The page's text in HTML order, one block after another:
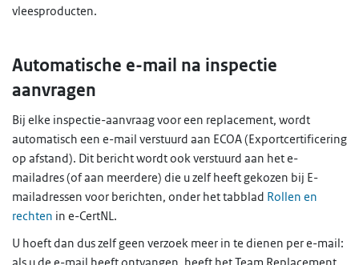
vleesproducten.
Automatische e-mail na inspectie
aanvragen
Bij elke inspectie-aanvraag voor een replacement, wordt
automatisch een e-mail verstuurd aan ECOA (Exportcertificering
op afstand). Dit bericht wordt ook verstuurd aan het e-
mailadres (of aan meerdere) die u zelf heeft gekozen bij E-
mailadressen voor berichten, onder het tabblad Rollen en
rechten in e-CertNL.
U hoeft dan dus zelf geen verzoek meer in te dienen per e-mail: